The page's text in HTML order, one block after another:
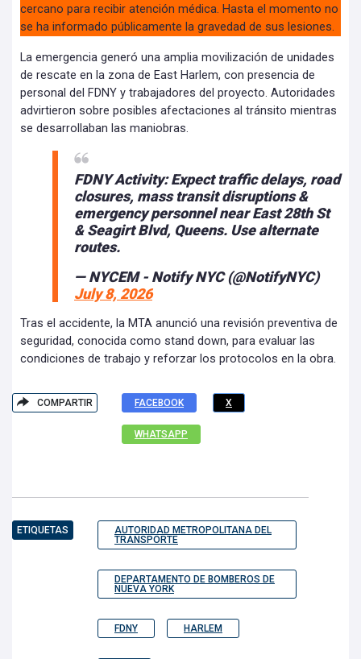
cercano para recibir atención médica. Hasta el momento no
se ha informado públicamente la gravedad de sus lesiones.
La emergencia generó una amplia movilización de unidades
de rescate en la zona de East Harlem, con presencia de
personal del FDNY y trabajadores del proyecto. Autoridades
advirtieron sobre posibles afectaciones al tránsito mientras
se desarrollaban las maniobras.
FDNY Activity: Expect traffic delays, road
closures, mass transit disruptions &
emergency personnel near East 28th St
& Seagirt Blvd, Queens. Use alternate
routes.
— NYCEM - Notify NYC (@NotifyNYC)
July 8, 2026
Tras el accidente, la MTA anunció una revisión preventiva de
seguridad, conocida como stand down, para evaluar las
condiciones de trabajo y reforzar los protocolos en la obra.
COMPARTIR FACEBOOK X
WHATSAPP
ETIQUETAS
AUTORIDAD METROPOLITANA DEL
TRANSPORTE
DEPARTAMENTO DE BOMBEROS DE
NUEVA YORK
FDNY HARLEM